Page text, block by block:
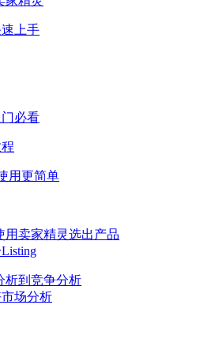
上手
必看
用更简单
用卖家精灵选出产品
析到竞争分析
场分析